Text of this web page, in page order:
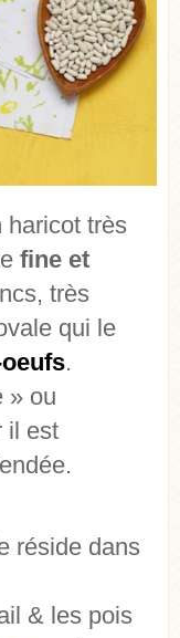
haricot très
fine et
très
qui le
.
» ou
il est
réside dans
& les pois